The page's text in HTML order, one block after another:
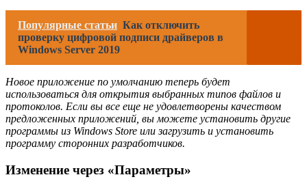
Популярные статьи Как отключить
проверку цифровой подписи драйверов в
Windows Server 2019
Новое приложение по умолчанию теперь будет
использоваться для открытия выбранных типов файлов и
протоколов. Если вы все еще не удовлетворены качеством
предложенных приложений, вы можете установить другие
программы из Windows Store или загрузить и установить
программу сторонних разработчиков.
Изменение через «Параметры»